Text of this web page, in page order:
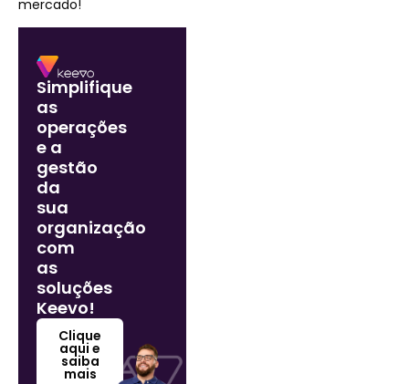
mercado!
Simplifique
as
operações
e a
gestão
da
sua
organização
com
as
soluções
Keevo!
Clique
aqui e
saiba
mais